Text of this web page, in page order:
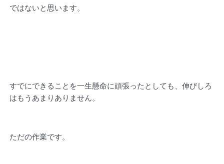
ではないと思います。
すでにできることを一生懸命に頑張ったとしても、伸びしろ
はもうあまりありません。
ただの作業です。